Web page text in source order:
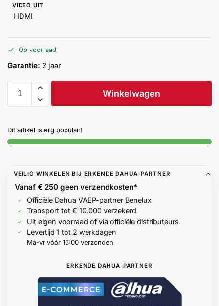
VIDEO UIT
HDMI
Op voorraad
Garantie: 2 jaar
Winkelwagen
Dit artikel is erg populair!
VEILIG WINKELEN BIJ ERKENDE DAHUA-PARTNER
Vanaf € 250 geenverzendkosten*
Officiële Dahua VAEP-partner Benelux
Transport tot € 10.000 verzekerd
Uit eigen voorraad of via officiële distributeurs
Levertijd 1 tot 2 werkdagen
Ma-vr vóór 16:00 verzonden
ERKENDE DAHUA-PARTNER